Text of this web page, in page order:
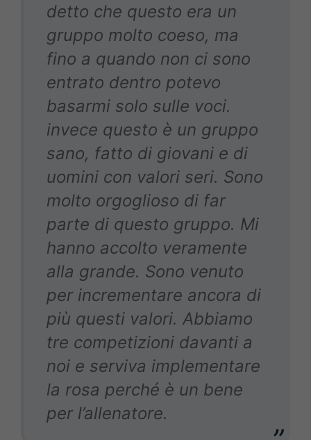
detto che questo era un
gruppo molto coeso, ma
fino a quando non ci sono
entrato dentro potevo
basarmi solo sulle voci.
invece questo è un gruppo
sano, fatto di giovani e di
uomini con valori seri. Sono
molto orgoglioso di far
parte di questo gruppo. Mi
hanno accolto veramente
alla grande. Sono venuto
per incrementare ancora di
più questi valori. Abbiamo
tre competizioni davanti a
noi e serviva implementare
la rosa perché è un bene
per l’allenatore.